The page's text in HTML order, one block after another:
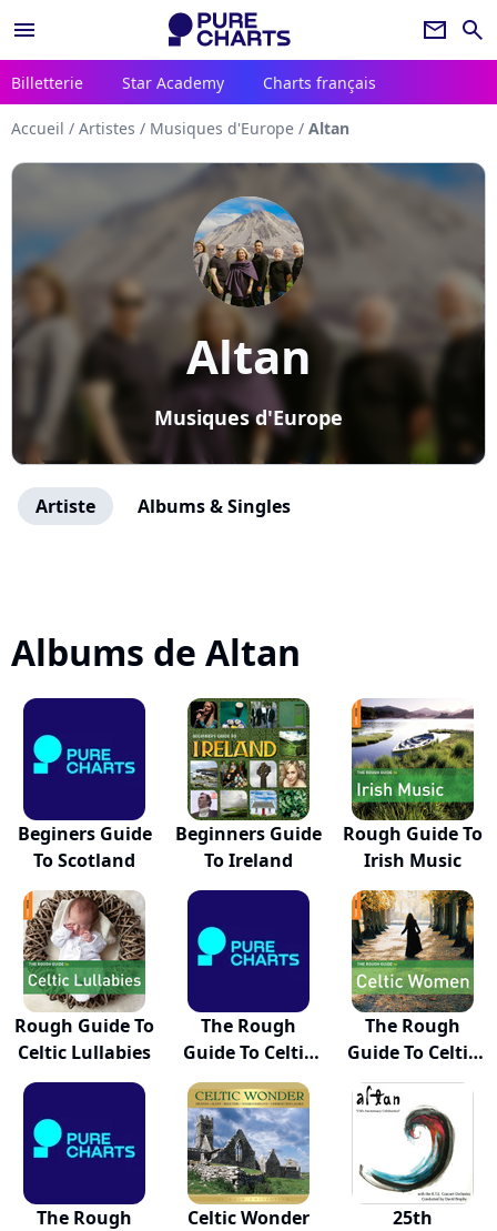
menu newsletter search
Billetterie Star Academy Charts français
Accueil / Artistes / Musiques d'Europe / Altan
Altan
Musiques d'Europe
Artiste Albums & Singles
Albums de Altan
Beginers Guide
To Scotland
Beginners Guide
To Ireland
Rough Guide To
Irish Music
Rough Guide To
Celtic Lullabies
The Rough
Guide To Celtic
Women
The Rough
Guide To Celtic
Women
The Rough
Celtic Wonder
25th